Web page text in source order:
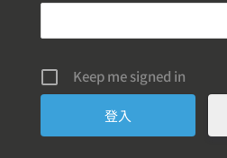
Keep me signed in